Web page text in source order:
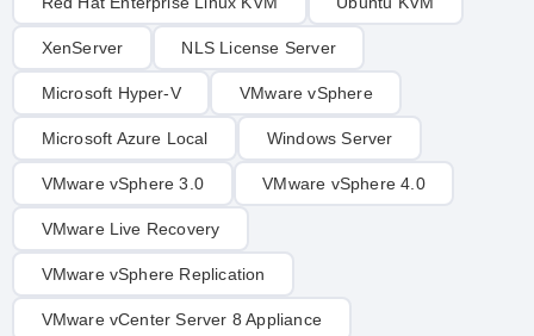
XenServer NLS License Server
Microsoft Hyper-V VMware vSphere
Microsoft Azure Local Windows Server
VMware vSphere 3.0 VMware vSphere 4.0
VMware Live Recovery
VMware vSphere Replication
VMware vCenter Server 8 Appliance